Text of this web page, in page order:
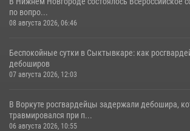
по вопро...
08 августа 2026, 06:46
Беспокойные сутки в Сыктывкаре: как
дебоширов
07 августа 2026, 12:03
В Воркуте росгвардейцы задержали дебошира,
травмировался при п...
06 августа 2026, 10:55